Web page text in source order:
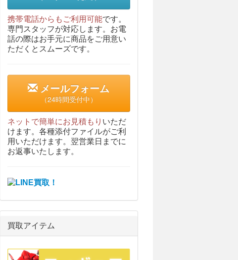
携帯電話からもご利用可能です。
専門スタッフが対応します。お電
話の際はお手元に商品をご用意い
ただくとスムーズです。
メールフォーム
（24時間受付中）
ネットで簡単にお見積もり いただ
けます。各種添付ファイルがご利
用いただけます。翌営業日までに
お返事いたします。
買取アイテム